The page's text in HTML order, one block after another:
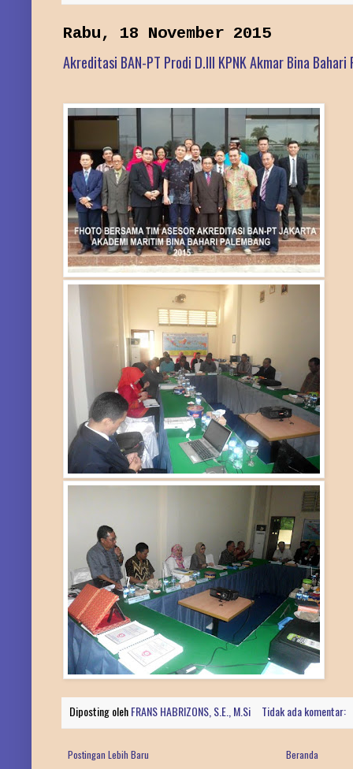
Rabu, 18 November 2015
Akreditasi BAN-PT Prodi D.III KPNK Akmar Bina Bahari
Diposting olehFRANS HABRIZONS, S.E., M.Si Tidak ada komentar:
Postingan Lebih Baru Beranda